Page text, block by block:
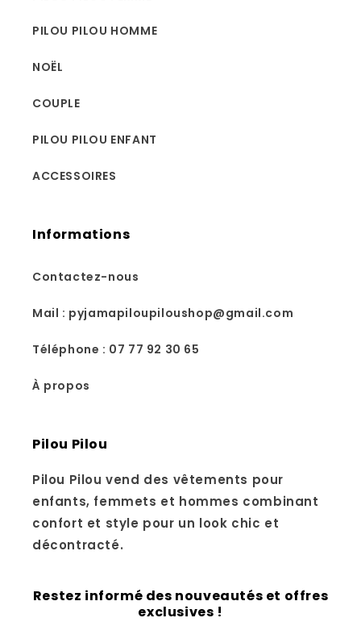
PILOU PILOU HOMME
NOËL
COUPLE
PILOU PILOU ENFANT
ACCESSOIRES
Informations
Contactez-nous
Mail : pyjamapiloupiloushop@gmail.com
Téléphone : 07 77 92 30 65
À propos
Pilou Pilou
Pilou Pilou vend des vêtements pour
enfants, femmets et hommes combinant
confort et style pour un look chic et
décontracté.
Restez informé des nouveautés et offres
exclusives !